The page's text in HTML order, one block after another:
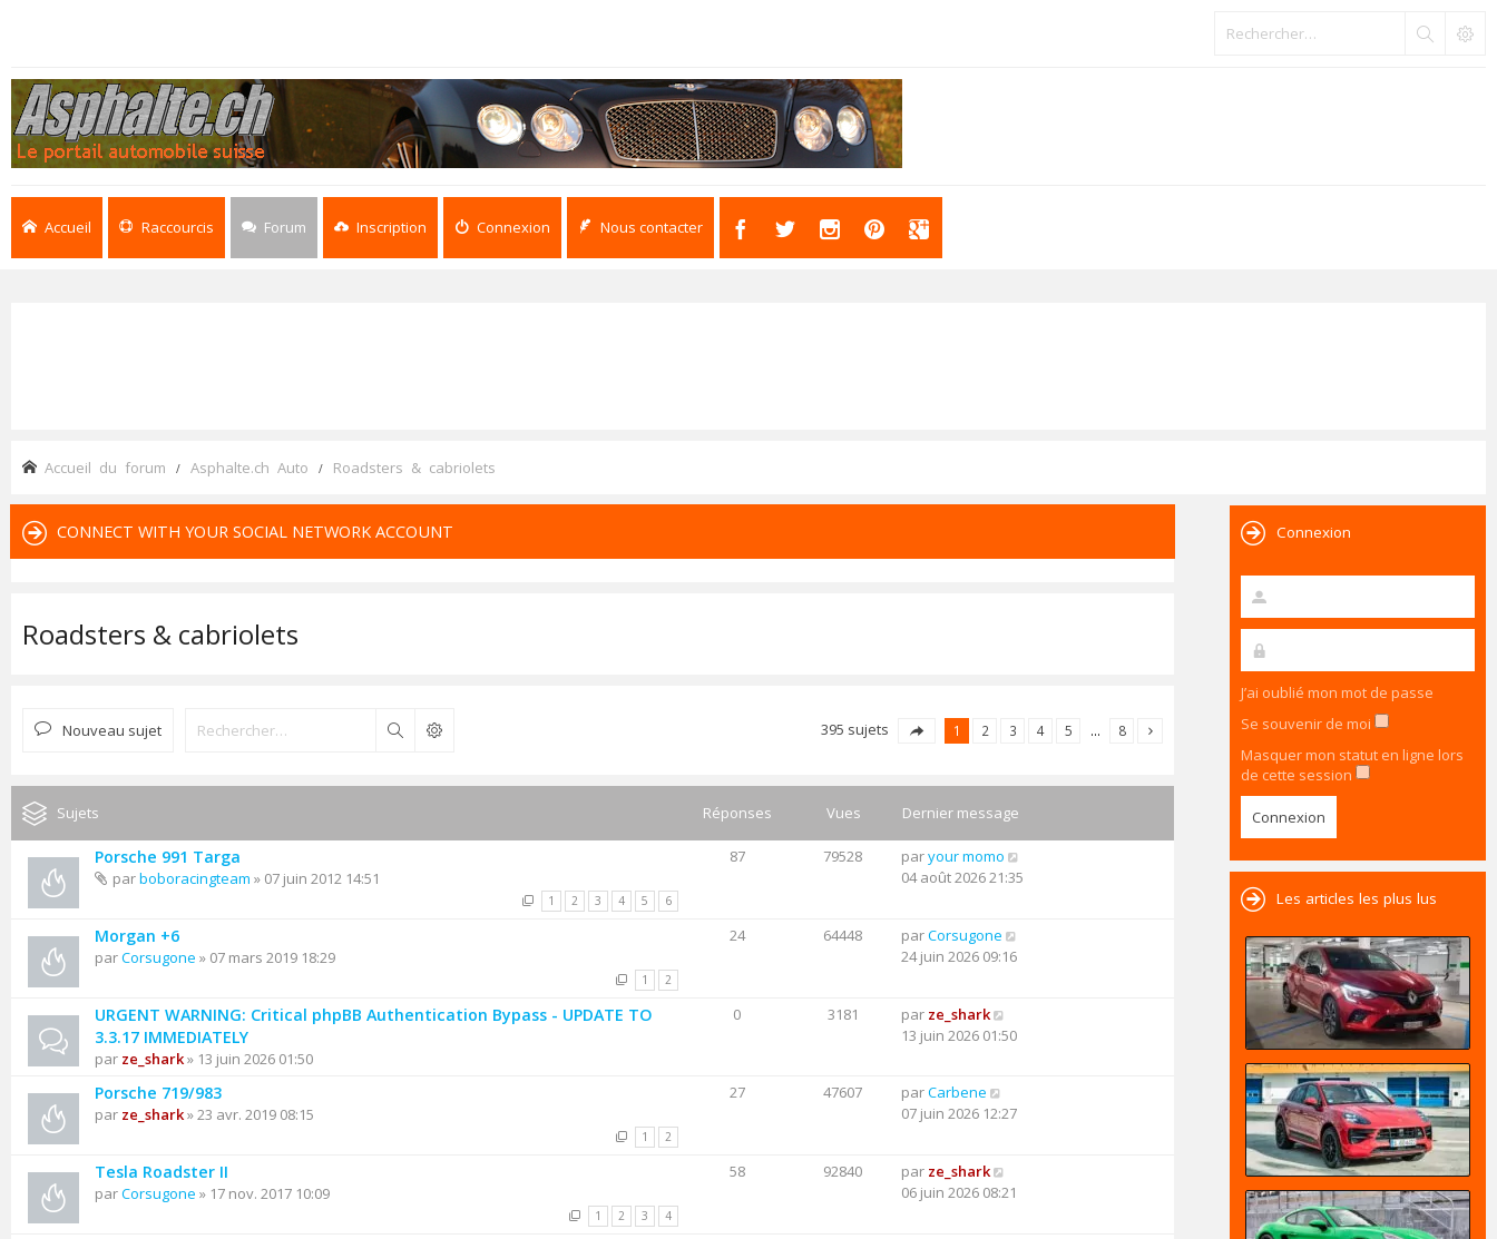
Accueil Raccourcis Forum Inscription Connexion Nous contacter
Accueil du forum Asphalte.ch Auto Roadsters & cabriolets
CONNECT WITH YOUR SOCIAL NETWORK ACCOUNT
Roadsters & cabriolets
Nouveau sujet Rechercher 395 sujets 1 2 3 4 5 … 8
Sujets Réponses Vues Dernier message
Porsche 991 Targa
parboboracingteam » 07 juin 2012 14:51
1 2 3 4 5 6
87 79528 paryour momo
04 août 2026 21:35
Morgan +6
parCorsugone » 07 mars 2019 18:29
1 2
24 64448 parCorsugone
24 juin 2026 09:16
URGENT WARNING: Critical phpBB Authentication Bypass - UPDATE TO
3.3.17 IMMEDIATELY
par ze_shark» 13 juin 2026 01:50
0 3181 par ze_shark
13 juin 2026 01:50
Porsche 719/983
par ze_shark» 23 avr. 2019 08:15
1 2
27 47607 parCarbene
07 juin 2026 12:27
Tesla Roadster II
parCorsugone » 17 nov. 2017 10:09
1 2 3 4
58 92840 par ze_shark
06 juin 2026 08:21
Connexion
J’ai oublié mon mot de passe
Se souvenir de moi
Masquer mon statut en ligne lors
de cette session
Les articles les plus lus